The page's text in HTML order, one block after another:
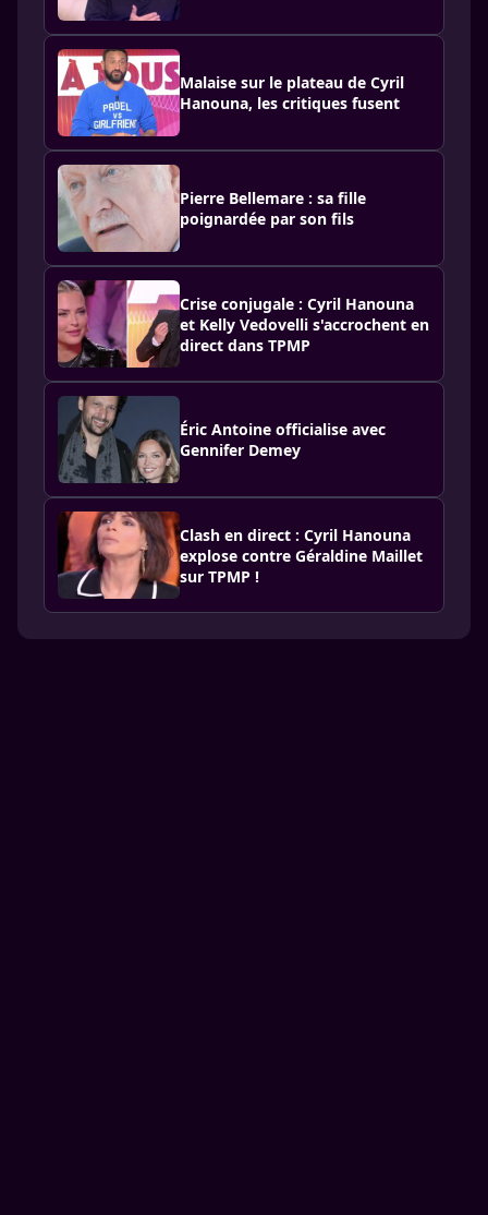
Malaise sur le plateau de Cyril
Hanouna, les critiques fusent
Pierre Bellemare : sa fille
poignardée par son fils
Crise conjugale : Cyril Hanouna
et Kelly Vedovelli s'accrochent en
direct dans TPMP
Éric Antoine officialise avec
Gennifer Demey
Clash en direct : Cyril Hanouna
explose contre Géraldine Maillet
sur TPMP !